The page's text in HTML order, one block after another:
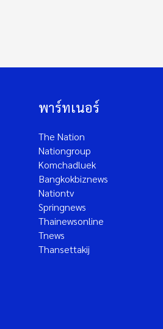
พาร์ทเนอร์
The Nation
Nationgroup
Komchadluek
Bangkokbiznews
Nationtv
Springnews
Thainewsonline
Tnews
Thansettakij